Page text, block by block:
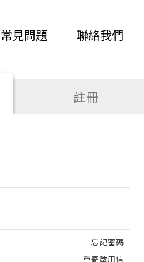
常見問題 聯絡我們
註冊
忘記密碼
重寄啟用信